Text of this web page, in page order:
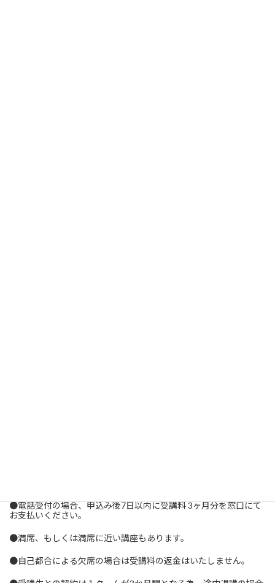
●電話受付の場合、申込み後7日以内に受講料 3ヶ月分を窓口にて
お支払いください。
●満席、もしくは満席に近い講座もあります。
●自己都合による欠席の場合は受講料の返金はいたしません。